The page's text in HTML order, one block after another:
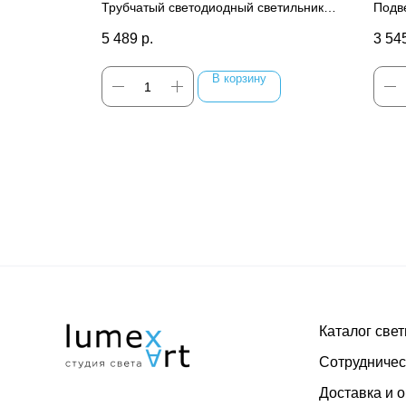
Трубчатый светодиодный светильник
5 489 р.
В корзину
3
Доставка и
Каталог